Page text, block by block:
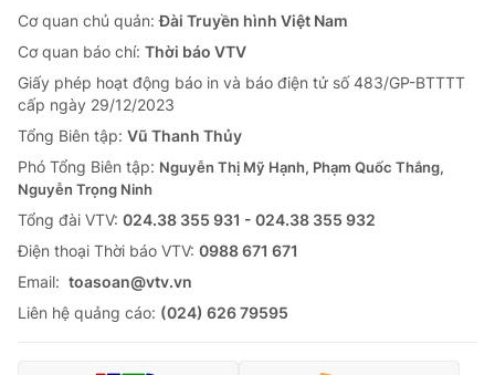
Cơ quan chủ quản:Đài Truyền hình Việt Nam
Cơ quan báo chí: Thời báo VTV
Giấy phép hoạt động báo in và báo điện tử số 483/GP-BTTTT
cấp ngày 29/12/2023
Tổng Biên tập: Vũ Thanh Thủy
Phó Tổng Biên tập: Nguyễn Thị Mỹ Hạnh, Phạm Quốc Thắng,
Nguyễn Trọng Ninh
Tổng đài VTV: 024.38 355 931 - 024.38 355 932
Ðiện thoại Thời báo VTV: 0988 671 671
Email: toasoan@vtv.vn
Liên hệ quảng cáo: (024) 626 79595